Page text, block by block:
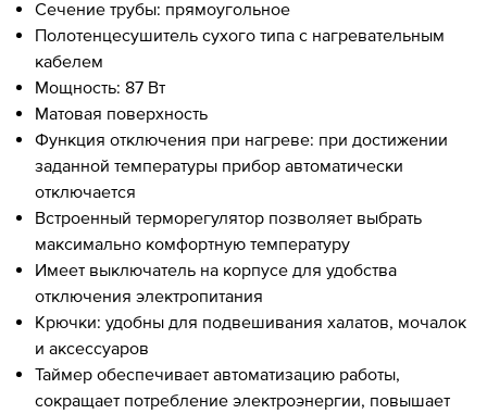
Сечение трубы: прямоугольное
Полотенцесушитель сухого типа с нагревательным
кабелем
Мощность: 87 Вт
Матовая поверхность
Функция отключения при нагреве: при достижении
заданной температуры прибор автоматически
отключается
Встроенный терморегулятор позволяет выбрать
максимально комфортную температуру
Имеет выключатель на корпусе для удобства
отключения электропитания
Крючки: удобны для подвешивания халатов, мочалок
и аксессуаров
Таймер обеспечивает автоматизацию работы,
сокращает потребление электроэнергии, повышает